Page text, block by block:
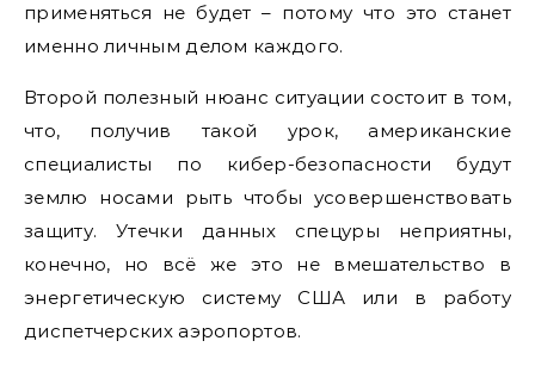
применяться не будет – потому что это станет
именно личным делом каждого.
Второй полезный нюанс ситуации состоит в том,
что, получив такой урок, американские
специалисты по кибер-безопасности будут
землю носами рыть чтобы усовершенствовать
защиту. Утечки данных спецуры неприятны,
конечно, но всё же это не вмешательство в
энергетическую систему США или в работу
диспетчерских аэропортов.